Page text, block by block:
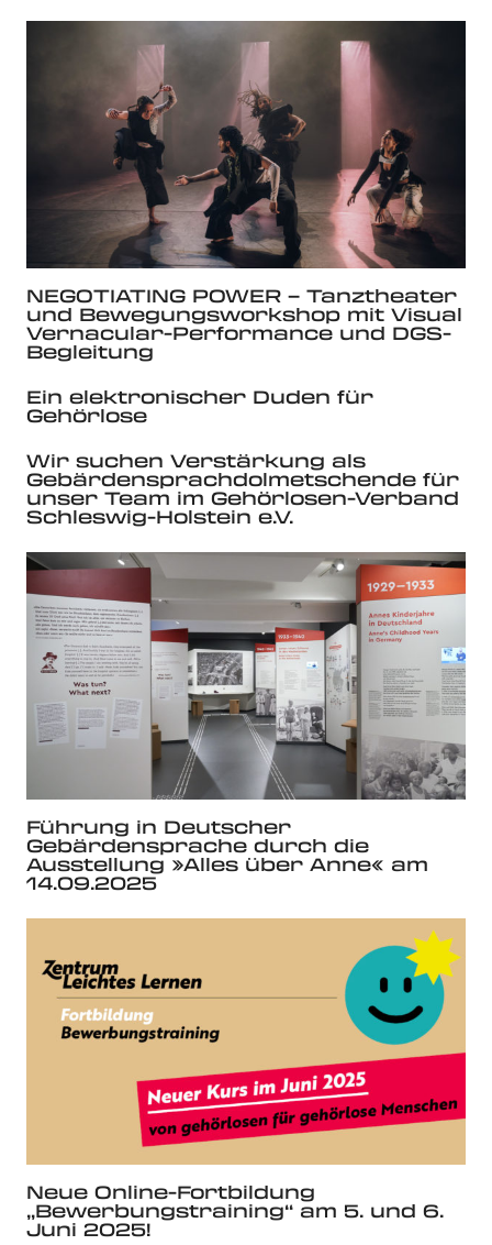
NEGOTIATING POWER – Tanztheater
und Bewegungsworkshop mit Visual
Vernacular-Performance und DGS-
Begleitung
Ein elektronischer Duden für
Gehörlose
Wir suchen Verstärkung als
Gebärdensprachdolmetschende für
unser Team im Gehörlosen-Verband
Schleswig-Holstein e.V.
Führung in Deutscher
Gebärdensprache durch die
Ausstellung »Alles über Anne« am
14.09.2025
Neue Online-Fortbildung
„Bewerbungstraining“ am 5. und 6.
Juni 2025!